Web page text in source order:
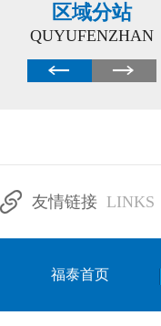
区域分站
QUYUFENZHAN
友情链接 LINKS
福泰首页